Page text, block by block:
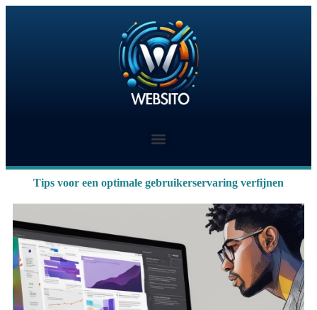
Tips voor een optimale gebruikerservaring verfijnen